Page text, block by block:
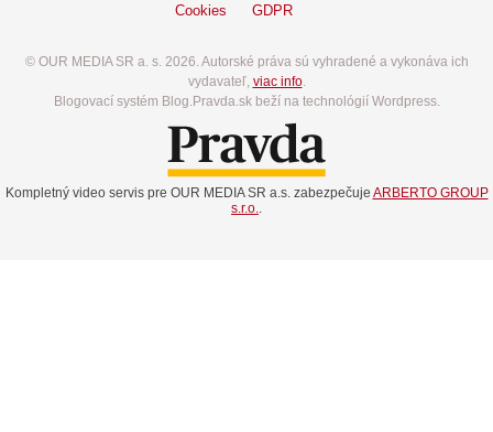
Cookies GDPR
© OUR MEDIA SR a. s. 2026. Autorské práva sú vyhradené a vykonáva ich
vydavateľ, viac info.
Blogovací systém Blog.Pravda.sk beží na technológií Wordpress.
Kompletný video servis pre OUR MEDIA SR a.s. zabezpečuje ARBERTO GROUP
s.r.o.